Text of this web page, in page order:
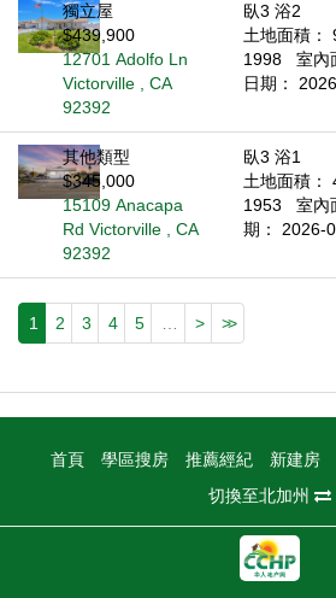
獨立屋
$439,900
12701 Adolfo Ln
Victorville , CA
92392
臥3 浴2
土地面積：
1998
室內
日期：
其他類型
$345,000
15109 Anacapa
Rd Victorville , CA
92392
臥3 浴1
土地面積：
1953
室內
期： 2026-
1 2 3 4 5 > >>
首頁 學區搜房 推薦經紀 新建房
切換至北加州